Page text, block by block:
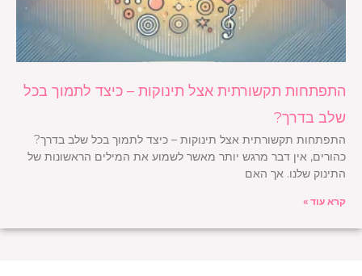
התפתחות תקשורתית אצל תינוקות – כיצד לתמוך בכל
שלב בדרך?
התפתחות תקשורתית אצל תינוקות – כיצד לתמוך בכל שלב בדרך?
כהורים, אין דבר מרגש יותר מאשר לשמוע את המילים הראשונות של
התינוק שלנו. אך האם
קרא עוד »